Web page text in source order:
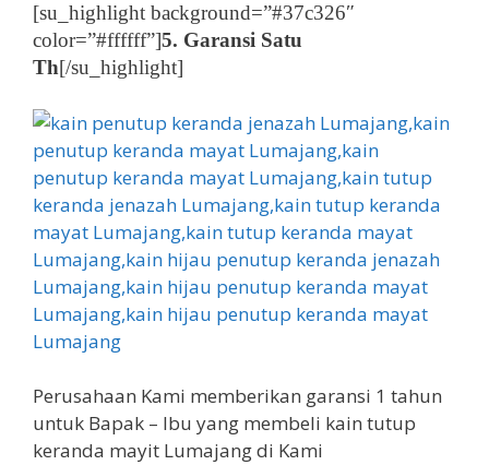
[su_highlight background=”#37c326″
color=”#ffffff”]5. Garansi Satu
Th[/su_highlight]
Perusahaan Kami memberikan garansi 1 tahun
untuk Bapak – Ibu yang membeli kain tutup
keranda mayit Lumajang di Kami